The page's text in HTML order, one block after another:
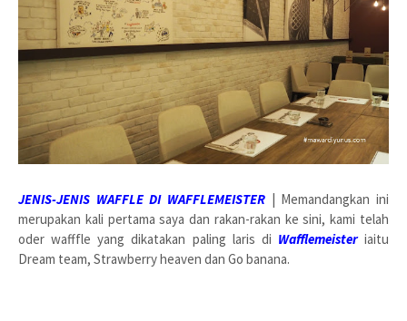
JENIS-JENIS WAFFLE DI WAFFLEMEISTER
| Memandangkan ini
merupakan kali pertama saya dan rakan-rakan ke sini, kami telah
oder wafffle yang dikatakan paling laris di Wafflemeister iaitu
Dream team, Strawberry heaven dan Go banana.